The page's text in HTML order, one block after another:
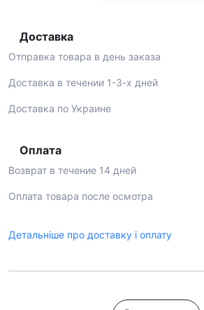
Доставка
Отправка товара в день заказа
Доставка в течении 1-3-х дней
Доставка по Украине
Оплата
Возврат в течение 14 дней
Оплата товара после осмотра
Детальніше про доставку і оплату